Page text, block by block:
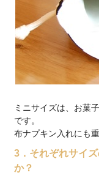
ミニサイズは、お菓
です。
布ナプキン入れにも
3．それぞれサイ
か？